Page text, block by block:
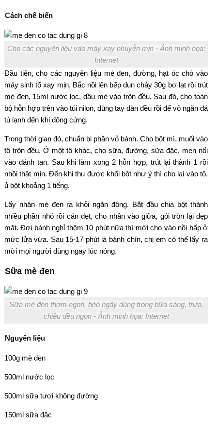
Cách chế biến
Cho các nguyên liệu vào máy xay nhuyễn mịn - Ảnh minh họa:
Internet
Đầu tiên, cho các nguyên liệu mè đen, đường, hạt óc chó vào
máy sinh tố xay mịn. Bắc nồi lên bếp đun chảy 30g bơ lạt rồi trút
mè đen, 15ml nước lọc, dầu mè vào trộn đều. Sau đó, cho toàn
bộ hỗn hợp trên vào túi nilon, dùng tay dàn đều rồi để vô ngăn đá
tủ lạnh đến khi đông cứng.
Trong thời gian đó, chuẩn bị phần vỏ bánh. Cho bột mì, muối vào
tô trộn đều. Ở một tô khác, cho sữa, đường, sữa đặc, men nổi
vào đánh tan. Sau khi làm xong 2 hỗn hợp, trút lại thành 1 rồi
nhồi thật mịn. Đến khi thu được khối bột như ý thì cho lại vào tô,
ủ bột khoảng 1 tiếng.
Lấy nhân mè đen ra khỏi ngăn đông. Bắt đầu chia bột thành
nhiều phần nhỏ rồi cán dẹt, cho nhân vào giữa, gói tròn lại đẹp
mặt. Đợi bánh nghỉ thêm 10 phút nữa thì mới cho vào nồi hấp ở
mức lửa vừa. Sau 15-17 phút là bánh chín, chị em có thể lấy ra
mời mọi người dùng ngay lúc nóng.
Sữa mè đen
Sữa mè đen thơm ngon, béo ngậy dùng trong bữa sáng, trưa,
chiều đều ngon - Ảnh minh họa: Internet
Nguyên liệu
100g mè đen
500ml nước lọc
500ml sữa tươi không đường
150ml sữa đặc